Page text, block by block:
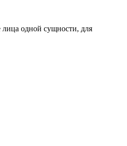
одной сущности, для